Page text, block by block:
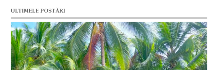
ULTIMELE POSTĂRI